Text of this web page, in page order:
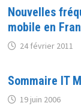
Nouvelles
mobile en
24 février 2011
Sommaire IT
19 juin 2006